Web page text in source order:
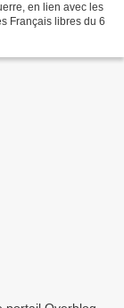
en lien avec les
Français libres du 6